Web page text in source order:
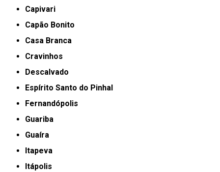
Capivari
Capão Bonito
Casa Branca
Cravinhos
Descalvado
Espírito Santo do Pinhal
Fernandópolis
Guariba
Guaíra
Itapeva
Itápolis